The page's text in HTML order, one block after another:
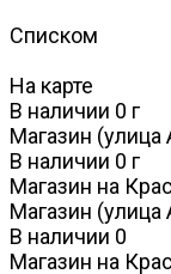
Списком
На карте
В наличии 0 г
Магазин
В наличии 0 г
Магазин на
Магазин
В наличии 0
Магазин на